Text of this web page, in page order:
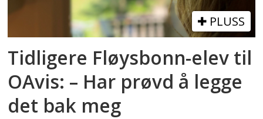
PLUSS
Tidligere Fløysbonn-elev til
OAvis: – Har prøvd å legge
det bak meg